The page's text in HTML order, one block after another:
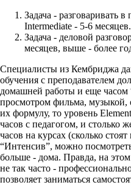
Задача - разговаривать
Intermediate - 5-6 месяцев.
Задача - деловой
месяцев, выше - более
Специалисты из Кембриджа
обучения с преподавателем
домашней работы и еще часом
просмотром фильма, музыкой,
их формулу, то уровень
часов с педагогом, и столько
часов на курсах (сколько
“Интенсив”, можно
больше - дома. Правда, на этом
не так часто -
позволяет заниматься